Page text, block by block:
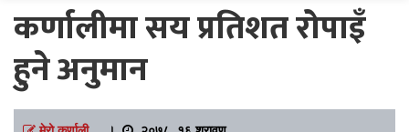
कर्णालीमा सय प्रतिशत रोपाइँ
हुने अनुमान